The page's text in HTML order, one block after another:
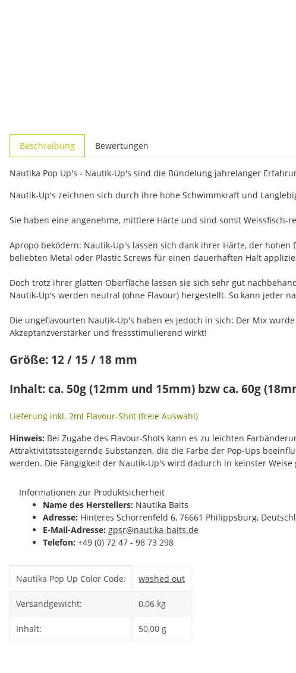
Beschreibung Bewertungen
Nautika Pop Up's - Nautik-Up's sind die Bündelung jahrelanger
Nautik-Up's zeichnen sich durch ihre hohe Schwimmkraft und
Sie haben eine angenehme, mittlere Härte und sind somit Weissfisch-
Apropo beködern: Nautik-Up's lassen sich dank ihrer Härte, der
beliebten Metal oder Plastic Screws für einen dauerhaften Halt
Doch trotz ihrer glatten Oberfläche lassen sie sich sehr gut
Nautik-Up's werden neutral (ohne Flavour) hergestellt. So kann jeder
Die ungeflavourten Nautik-Up's haben es jedoch in sich: Der Mix
Akzeptanzverstärker und fressstimulierend wirkt!
Größe: 12 / 15 / 18 mm
Inhalt: ca. 50g (12mm und 15mm) bzw ca. 60g
Lieferung inkl. 2ml Flavour-Shot (freie Auswahl)
Hinweis: Bei Zugabe des Flavour-Shots kann es zu leichten
Attraktivitätssteigernde Substanzen, die die Farbe der Pop-Ups
werden. Die Fängigkeit der Nautik-Up's wird dadurch in keinster Weise
Informationen zur Produktsicherheit
Name des Herstellers: Nautika Baits
Adresse: Hinteres Schorrenfeld 6, 76661 Philippsburg,
E-Mail-Adresse: gpsr@nautika-baits.de
Telefon: +49 (0) 72 47 - 98 73 298
Nautika Pop Up Color Code: washed out
Versandgewicht: 0,06 kg
Inhalt: 50,00 g